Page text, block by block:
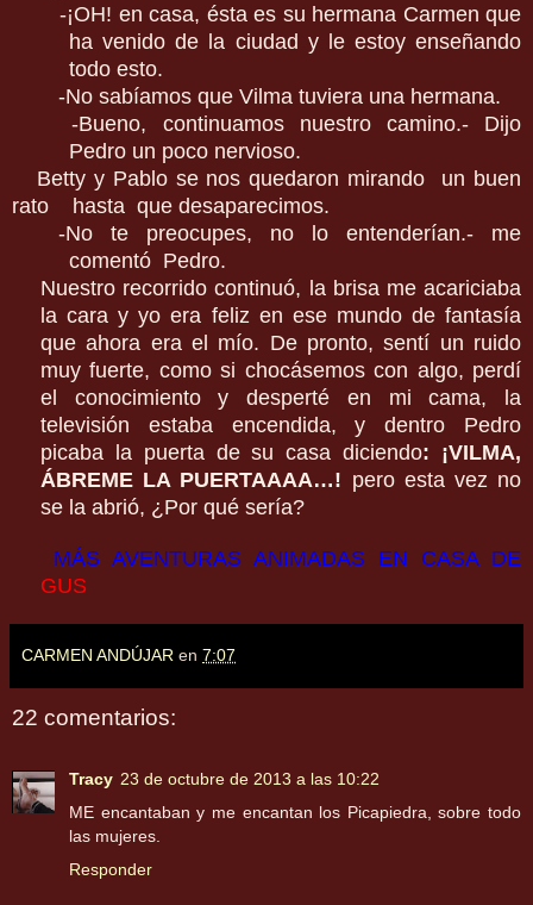
-¡OH! en casa, ésta es su hermana Carmen que
ha venido de la ciudad y le estoy enseñando
todo esto.
-No sabíamos que Vilma tuviera una hermana.
-Bueno, continuamos nuestro camino.- Dijo
Pedro un poco nervioso.
Betty y Pablo se nos quedaron mirando un buen
rato hasta que desaparecimos.
-No te preocupes, no lo entenderían.- me
comentó Pedro.
Nuestro recorrido continuó, la brisa me acariciaba
la cara y yo era feliz en ese mundo de fantasía
que ahora era el mío. De pronto, sentí un ruido
muy fuerte, como si chocásemos con algo, perdí
el conocimiento y desperté en mi cama, la
televisión estaba encendida, y dentro Pedro
picaba la puerta de su casa diciendo: ¡VILMA,
ÁBREME LA PUERTAAAA…! pero esta vez no
se la abrió, ¿Por qué sería?
MÁS AVENTURAS ANIMADAS EN CASA DE
GUS
CARMEN ANDÚJAR en 7:07
22 comentarios:
Tracy 23 de octubre de 2013 a las 10:22
ME encantaban y me encantan los Picapiedra, sobre todo
las mujeres.
Responder